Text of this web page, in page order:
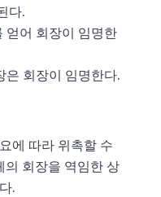
다.
얻어 회장이 임명한
은 회장이 임명한다.
에 따라 위촉할 수
의 회장을 역임한 상
.